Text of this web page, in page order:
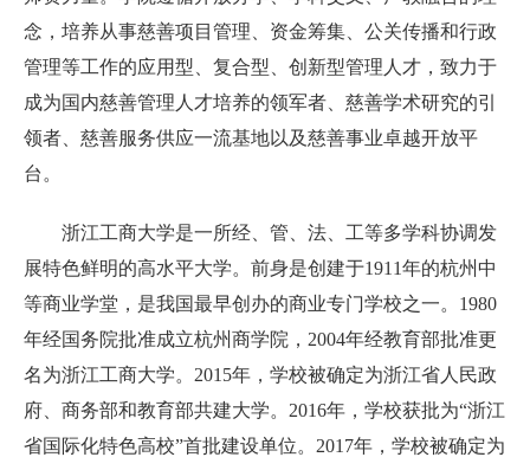
念，培养从事慈善项目管理、资金筹集、公关传播和行政
管理等工作的应用型、复合型、创新型管理人才，致力于
成为国内慈善管理人才培养的领军者、慈善学术研究的引
领者、慈善服务供应一流基地以及慈善事业卓越开放平
台。
浙江工商大学是一所经、管、法、工等多学科协调发
展特色鲜明的高水平大学。前身是创建于1911年的杭州中
等商业学堂，是我国最早创办的商业专门学校之一。1980
年经国务院批准成立杭州商学院，2004年经教育部批准更
名为浙江工商大学。2015年，学校被确定为浙江省人民政
府、商务部和教育部共建大学。2016年，学校获批为“浙江
省国际化特色高校”首批建设单位。2017年，学校被确定为